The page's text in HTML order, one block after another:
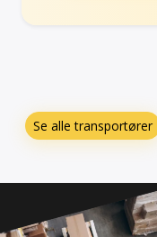
Se alle transportører